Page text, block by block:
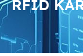
RFID